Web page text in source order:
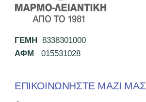
ΓΕΜΗ 8338301000
ΑΦΜ 015531028
ΕΠΙΚΟΙΝΩΝΉΣΤΕ ΜΑΖΊ ΜΑΣ